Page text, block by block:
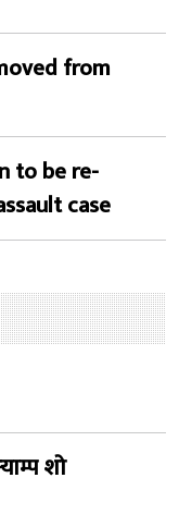
from
to be re-
case
शो